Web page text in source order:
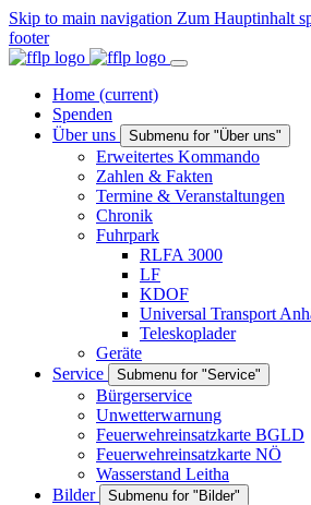
Skip to main navigation Zum Hauptinhalt
footer
Home (current)
Spenden
Über uns
Submenu for "Über uns"
Erweitertes Kommando
Zahlen & Fakten
Termine & Veranstaltungen
Chronik
Fuhrpark
RLFA 3000
LF
KDOF
Universal Transport
Teleskoplader
Geräte
Service
Submenu for "Service"
Bürgerservice
Unwetterwarnung
Feuerwehreinsatzkarte BGLD
Feuerwehreinsatzkarte NÖ
Wasserstand Leitha
Bilder
Submenu for "Bilder"